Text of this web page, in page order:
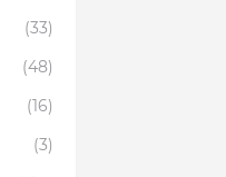
(33)
(48)
(16)
(3)